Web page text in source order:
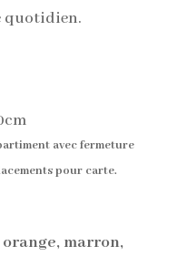
quotidien.
avec fermeture
pour carte.
orange, marron,